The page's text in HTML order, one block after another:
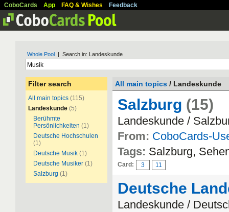
CoboCards App FAQ & Wishes Feedback
Whole Pool | Search in: Landeskunde
Filter search
All main topics (115)
Landeskunde (5)
Berühmte
Persönlichkeiten (1)
Deutsche Hochschulen
(1)
Deutsche Musik (1)
Deutsche Musiker (1)
Salzburg (1)
All main topics / Landeskunde
Salzburg (15)
Landeskunde /
From: CoboCards-
Tags: Salzburg,
Card: 3 11
Deutsche
Landeskunde /